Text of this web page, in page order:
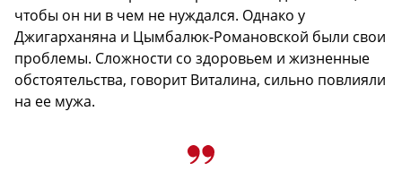
чтобы он ни в чем не нуждался. Однако у
Джигарханяна и Цымбалюк-Романовской были свои
проблемы. Сложности со здоровьем и жизненные
обстоятельства, говорит Виталина, сильно повлияли
на ее мужа.